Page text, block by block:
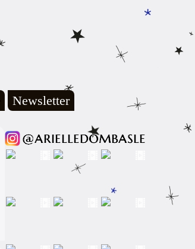
Newsletter